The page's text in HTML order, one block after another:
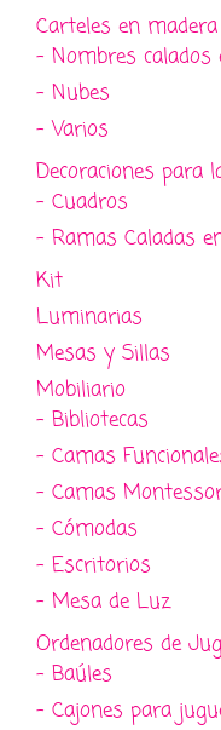
Carteles en madera
- Nombres calados
- Nubes
- Varios
Decoraciones para
- Cuadros
- Ramas Caladas
Kit
Luminarias
Mesas y Sillas
Mobiliario
- Bibliotecas
- Camas
- Camas
- Cómodas
- Escritorios
- Mesa de Luz
Ordenadores de
- Baúles
- Cajones para